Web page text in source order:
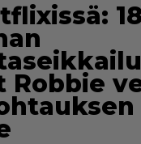
Robbie